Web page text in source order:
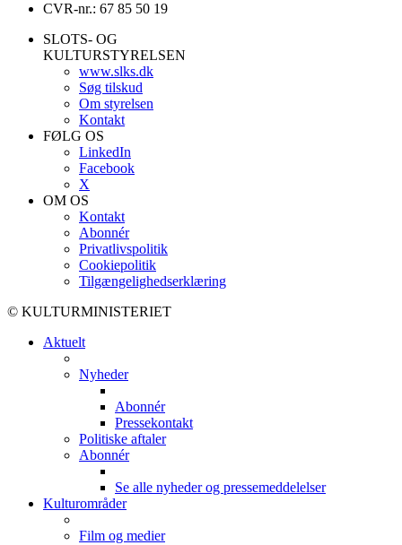
CVR-nr.: 67 85 50 19
SLOTS- OG
KULTURSTYRELSEN
www.slks.dk
Søg tilskud
Om styrelsen
Kontakt
FØLG OS
LinkedIn
Facebook
X
OM OS
Kontakt
Abonnér
Privatlivspolitik
Cookiepolitik
Tilgængelighedserklæring
© KULTURMINISTERIET
Aktuelt
Nyheder
Abonnér
Pressekontakt
Politiske aftaler
Abonnér
Se alle nyheder og pressemeddelelser
Kulturområder
Film og medier